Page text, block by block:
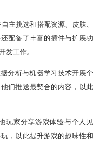
主挑选和搭配资源、皮肤、
配备了丰富的插件与扩展功
工作。
分析与机器学习技术开展个
们推送最契合的内容，以此
玩家分享游戏体验与个人见
，以此提升游戏的趣味性和